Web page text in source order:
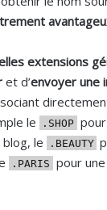
extensions
et d’envoyer une
le
.SHOP
le .BEAUTY
.PARIS pour